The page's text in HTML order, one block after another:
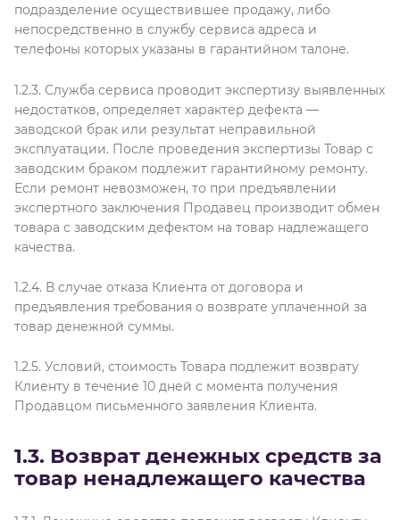
подразделение осуществившее продажу, либо
непосредственно в службу сервиса адреса и
телефоны которых указаны в гарантийном талоне.
1.2.3. Служба сервиса проводит экспертизу выявленных
недостатков, определяет характер дефекта —
заводской брак или результат неправильной
эксплуатации. После проведения экспертизы Товар с
заводским браком подлежит гарантийному ремонту.
Если ремонт невозможен, то при предъявлении
экспертного заключения Продавец производит обмен
товара с заводским дефектом на товар надлежащего
качества.
1.2.4. В случае отказа Клиента от договора и
предъявления требования о возврате уплаченной за
товар денежной суммы.
1.2.5. Условий, стоимость Товара подлежит возврату
Клиенту в течение 10 дней с момента получения
Продавцом письменного заявления Клиента.
1.3. Возврат денежных средств за
товар ненадлежащего качества